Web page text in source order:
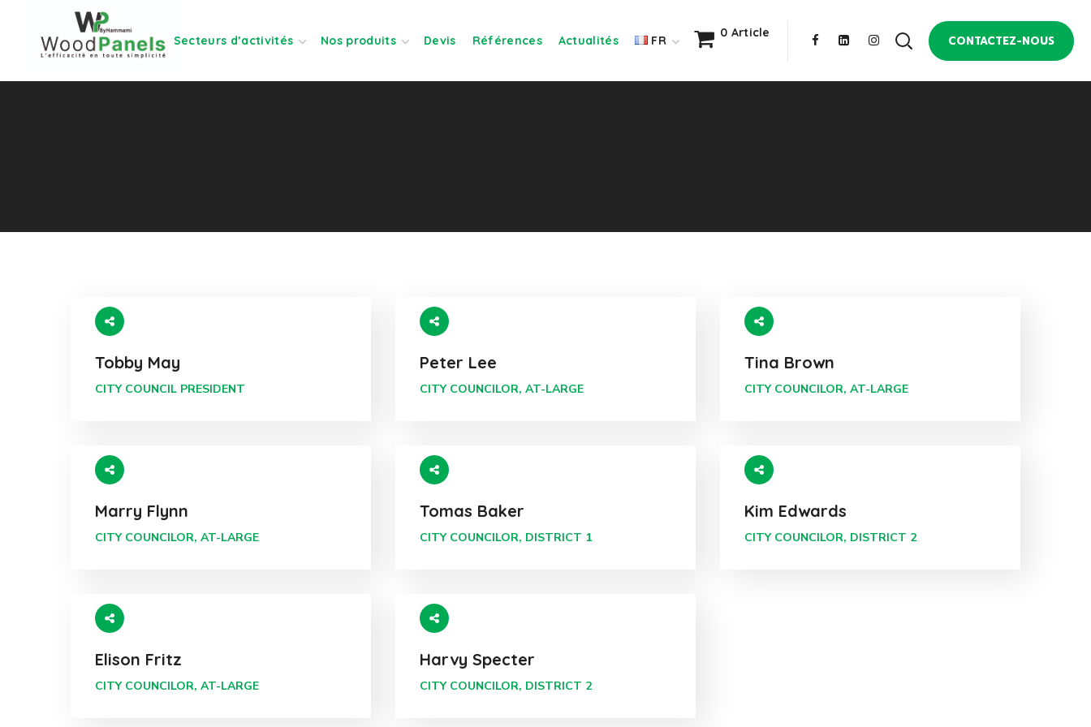
Secteurs d’activités Nos produits Devis Références Actualités FR
0 Article
CONTACTEZ-NOUS
Tobby May
CITY COUNCIL PRESIDENT
Peter Lee
CITY COUNCILOR, AT-LARGE
Tina Brown
CITY COUNCILOR, AT-LARGE
Marry Flynn
CITY COUNCILOR, AT-LARGE
Tomas Baker
CITY COUNCILOR, DISTRICT 1
Kim Edwards
CITY COUNCILOR, DISTRICT 2
Elison Fritz
CITY COUNCILOR, AT-LARGE
Harvy Specter
CITY COUNCILOR, DISTRICT 2